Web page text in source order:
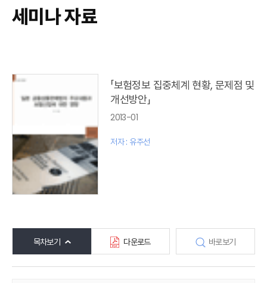
세미나 포토
세미나 자료
「보험정보 집중체계 현황, 문제점 및
개선방안」
2013-01
저자 : 유주선
목차보기 다운로드 바로보기